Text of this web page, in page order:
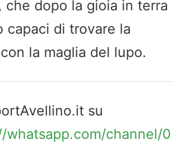
che dopo la gioia in terra
capaci di trovare la
con la maglia del lupo.
su
whatsapp.com/channel/0